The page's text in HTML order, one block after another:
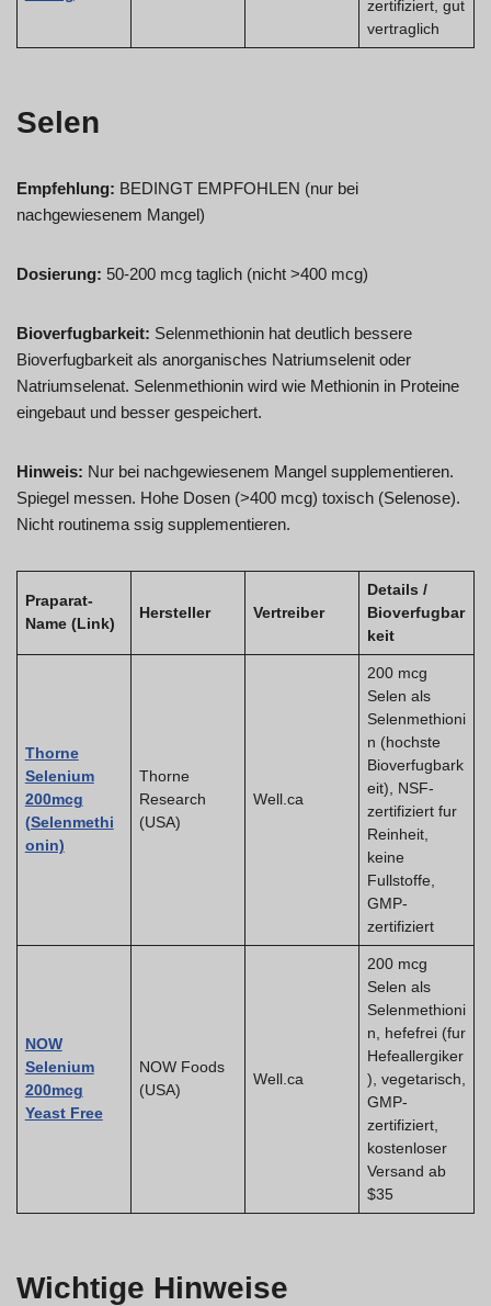
zertifiziert, gut
vertraglich
Selen
Empfehlung: BEDINGT EMPFOHLEN (nur bei
nachgewiesenem Mangel)
Dosierung: 50-200 mcg taglich (nicht >400 mcg)
Bioverfugbarkeit: Selenmethionin hat deutlich bessere
Bioverfugbarkeit als anorganisches Natriumselenit oder
Natriumselenat. Selenmethionin wird wie Methionin in Proteine
eingebaut und besser gespeichert.
Hinweis: Nur bei nachgewiesenem Mangel supplementieren.
Spiegel messen. Hohe Dosen (>400 mcg) toxisch (Selenose).
Nicht routinema ssig supplementieren.
Praparat-
Name (Link)
Hersteller Vertreiber
Details /
Bioverfugbar
keit
Thorne
Selenium
200mcg
(Selenmethi
onin)
Thorne
Research
(USA)
Well.ca
200 mcg
Selen als
Selenmethioni
n (hochste
Bioverfugbark
eit), NSF-
zertifiziert fur
Reinheit,
keine
Fullstoffe,
GMP-
zertifiziert
NOW
Selenium
200mcg
Yeast Free
NOW Foods
(USA)
Well.ca
200 mcg
Selen als
Selenmethioni
n, hefefrei (fur
Hefeallergiker
), vegetarisch,
GMP-
zertifiziert,
kostenloser
Versand ab
$35
Wichtige Hinweise